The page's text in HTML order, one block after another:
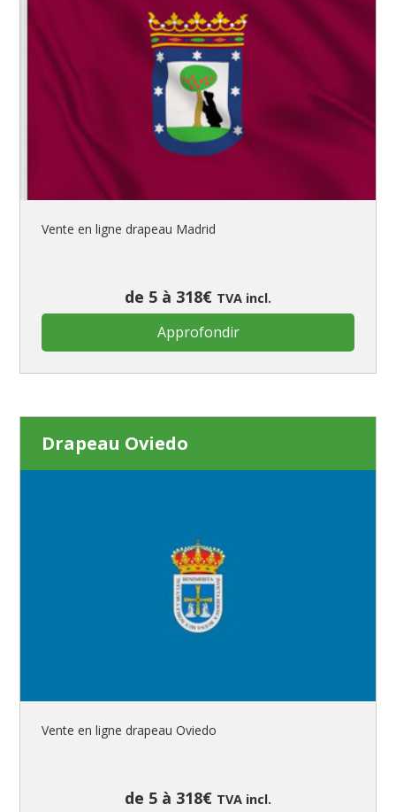
Vente en ligne drapeau Madrid
de 5 à 318€ TVA incl.
Approfondir
Drapeau Oviedo
Vente en ligne drapeau Oviedo
de 5 à 318€ TVA incl.